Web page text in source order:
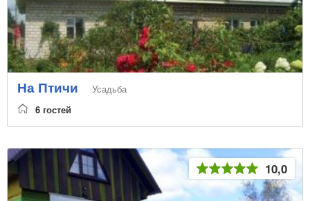
На Птичи
Усадьба
6 гостей
10,0